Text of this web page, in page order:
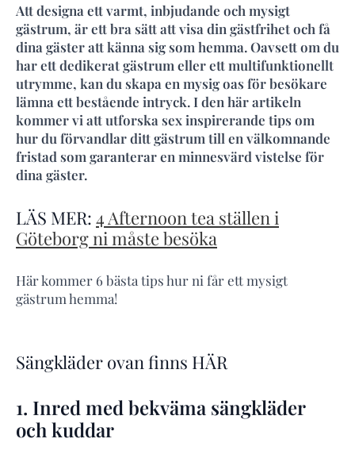
Att designa ett varmt, inbjudande och mysigt
gästrum, är ett bra sätt att visa din gästfrihet och få
dina gäster att känna sig som hemma. Oavsett om du
har ett dedikerat gästrum eller ett multifunktionellt
utrymme, kan du skapa en mysig oas för besökare
lämna ett bestående intryck. I den här artikeln
kommer vi att utforska sex inspirerande tips om
hur du förvandlar ditt gästrum till en välkomnande
fristad som garanterar en minnesvärd vistelse för
dina gäster.
LÄS MER: 4 Afternoon tea ställen i
Göteborg ni måste besöka
Här kommer 6 bästa tips hur ni får ett mysigt
gästrum hemma!
Sängkläder ovan finns HÄR
1. Inred med bekväma sängkläder
och kuddar